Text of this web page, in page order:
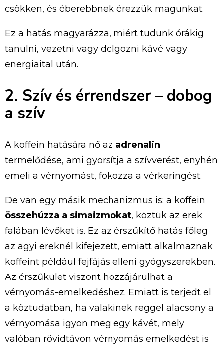
csökken, és éberebbnek érezzük magunkat.
Ez a hatás magyarázza, miért tudunk órákig
tanulni, vezetni vagy dolgozni kávé vagy
energiaital után.
2. Szív és érrendszer – dobog
a szív
A koffein hatására nő az adrenalin
termelődése, ami gyorsítja a szívverést, enyhén
emeli a vérnyomást, fokozza a vérkeringést.
De van egy másik mechanizmus is: a koffein
összehúzza a simaizmokat, köztük az erek
falában lévőket is. Ez az érszűkítő hatás főleg
az agyi ereknél kifejezett, emiatt alkalmaznak
koffeint például fejfájás elleni gyógyszerekben.
Az érszűkület viszont hozzájárulhat a
vérnyomás-emelkedéshez. Emiatt is terjedt el
a köztudatban, ha valakinek reggel alacsony a
vérnyomása igyon meg egy kávét, mely
valóban rövidtávon vérnyomás emelkedést is